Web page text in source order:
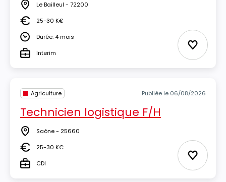
Lieu Le Bailleul - 72200
Salaire25-30 K€
DuréeDurée: 4 mois
TypeInterim Ajouter
Agriculture Publiée le 06/08/2026
Technicien logistique F/H
Lieu Saône - 25660
Salaire25-30 K€
TypeCDI Ajouter